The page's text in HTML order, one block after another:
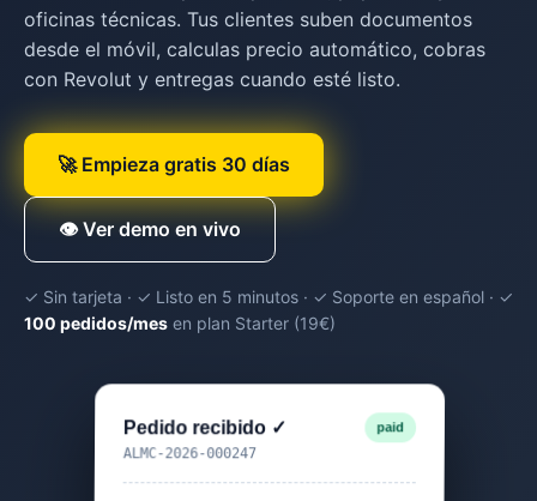
oficinas técnicas. Tus clientes suben documentos
desde el móvil, calculas precio automático, cobras
con Revolut y entregas cuando esté listo.
🚀 Empieza gratis 30 días
👁 Ver demo en vivo
✓ Sin tarjeta · ✓ Listo en 5 minutos · ✓ Soporte en español · ✓
100 pedidos/mes en plan Starter (19€)
Pedido recibido ✓
ALMC-2026-000247
paid